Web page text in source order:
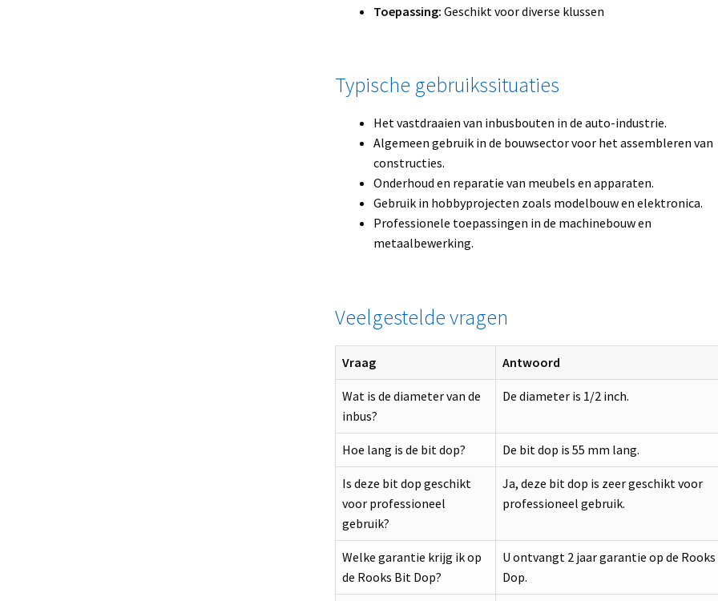
Toepassing: Geschikt voor diverse klussen
Typische gebruikssituaties
Het vastdraaien van inbusbouten in de auto-industrie.
Algemeen gebruik in de bouwsector voor het assembleren van
constructies.
Onderhoud en reparatie van meubels en apparaten.
Gebruik in hobbyprojecten zoals modelbouw en elektronica.
Professionele toepassingen in de machinebouw en
metaalbewerking.
Veelgestelde vragen
Vraag Antwoord
Wat is de diameter van de
inbus?
De diameter is 1/2 inch.
Hoe lang is de bit dop? De bit dop is 55 mm lang.
Is deze bit dop geschikt
voor professioneel
gebruik?
Ja, deze bit dop is zeer geschikt voor
professioneel gebruik.
Welke garantie krijg ik op
de Rooks Bit Dop?
U ontvangt 2 jaar garantie op de
Dop.